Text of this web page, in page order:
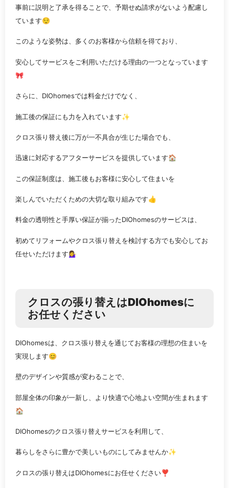
事前に説明と了承を得ることで、予期せぬ請求がないよう配慮し
ています😌
このような姿勢は、多くのお客様から信頼を得ており、
安心してサービスをご利用いただける理由の一つとなっています
🎀
さらに、DIOhomesでは料金だけでなく、
施工後の保証にも力を入れています✨
クロス張り替え後に万が一不具合が生じた場合でも、
迅速に対応するアフターサービスを提供しています🏠
この保証制度は、施工後もお客様に安心して住まいを
楽しんでいただくための大切な取り組みです👍
料金の透明性と手厚い保証が揃ったDIOhomesのサービスは、
初めてリフォームやクロス張り替えを検討する方でも安心してお
任せいただけます💁‍♀️
クロスの張り替えはDIOhomesに
お任せください
DIOhomesは、クロス張り替えを通じてお客様の理想の住まいを
実現します😊
壁のデザインや質感が変わることで、
部屋全体の印象が一新し、より快適で心地よい空間が生まれます
🏠
DIOhomesのクロス張り替えサービスを利用して、
暮らしをさらに豊かで美しいものにしてみませんか✨
クロスの張り替えはDIOhomesにお任せください❣️